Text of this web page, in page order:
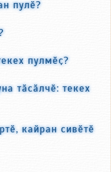
пулӗ?
пулмӗҫ?
тӑсӑлчӗ: текех
кайран сивӗтӗ